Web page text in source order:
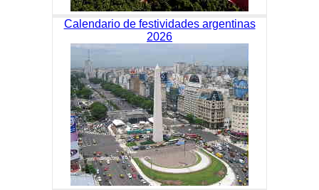
Calendario de festividades argentinas
2026